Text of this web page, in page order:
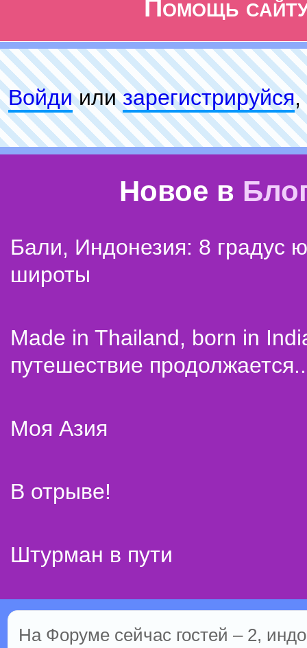
Помощь
Войдиилизарeгиcтpируйся,
Новое в
Бали, Индонезия: 8 градус
широты
Made in Thailand, born in
путешествие
Моя Азия
В отрыве!
Штурман в пути
На Форуме сейчас гостей – 2,